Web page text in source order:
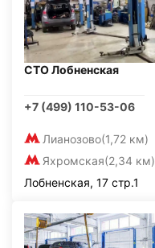
СТО Лобненская
+7 (499) 110-53-06
Лианозово(1,72 км)
Яхромская(2,34 км)
Лобненская, 17 стр.1